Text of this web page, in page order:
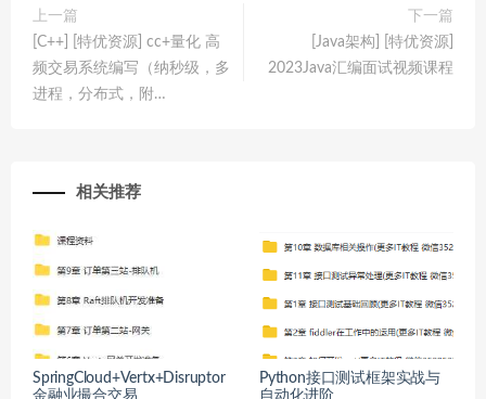
上一篇
[C++] [特优资源] cc+量化 高
频交易系统编写（纳秒级，多
进程，分布式，附…
下一篇
[Java架构] [特优资源]
2023Java汇编面试视频课程
相关推荐
SpringCloud+Vertx+Disruptor
金融业撮合交易
Python接口测试框架实战与
自动化进阶